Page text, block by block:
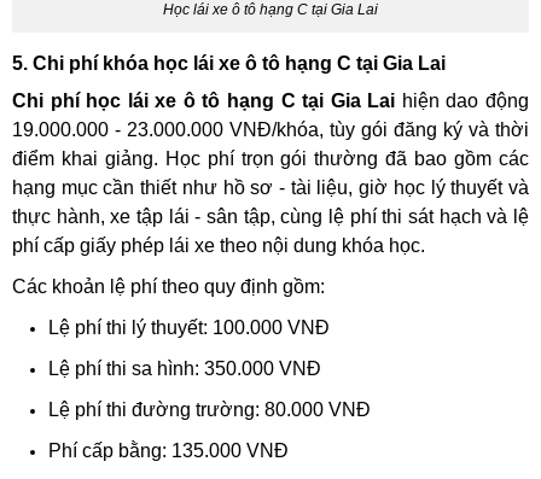
Học lái xe ô tô hạng C tại Gia Lai
5. Chi phí khóa học lái xe ô tô hạng C tại Gia Lai
Chi phí học lái xe ô tô hạng C tại Gia Lai hiện dao động
19.000.000 - 23.000.000 VNĐ/khóa, tùy gói đăng ký và thời
điểm khai giảng. Học phí trọn gói thường đã bao gồm các
hạng mục cần thiết như hồ sơ - tài liệu, giờ học lý thuyết và
thực hành, xe tập lái - sân tập, cùng lệ phí thi sát hạch và lệ
phí cấp giấy phép lái xe theo nội dung khóa học.
Các khoản lệ phí theo quy định gồm:
Lệ phí thi lý thuyết: 100.000 VNĐ
Lệ phí thi sa hình: 350.000 VNĐ
Lệ phí thi đường trường: 80.000 VNĐ
Phí cấp bằng: 135.000 VNĐ